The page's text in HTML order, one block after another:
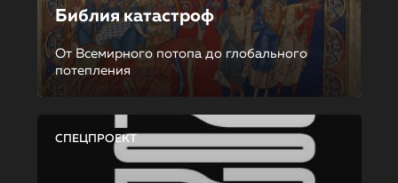
Библия катастроф
От Всемирного потопа до глобального
потепления
СПЕЦПРОЕКТ